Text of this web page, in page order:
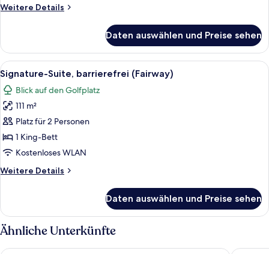
anzeigen
Weitere Details
Weitere
Suite,
1 King-
Bett,
barrierefrei
Daten auswählen und Preise sehen
Alle
Fotos
für
Signature-
Suite,
barrierefrei
(Fairway)
Ein modernes Hotelzimmer mit
6
Signature-Suite, barrierefrei (Fairway)
Blick auf den Golfplatz
111 m²
Platz für 2 Personen
1 King-Bett
Kostenloses WLAN
Weitere Details
Weitere
Suite,
barrierefrei
(Fairway)
Daten auswählen und Preise sehen
Ähnliche Unterkünfte